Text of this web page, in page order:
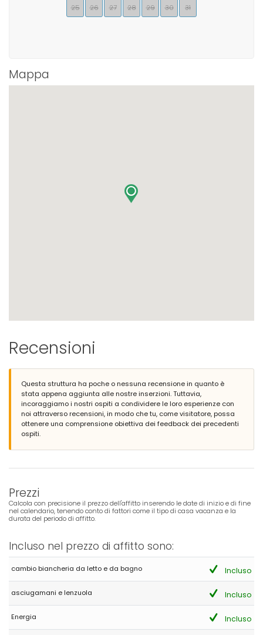
25 26 27 28 29 30 31
Mappa
Recensioni
Questa struttura ha poche o nessuna recensione in quanto è
stata appena aggiunta alle nostre inserzioni. Tuttavia,
incoraggiamo i nostri ospiti a condividere le loro esperienze con
noi attraverso recensioni, in modo che tu, come visitatore, possa
ottenere una comprensione obiettiva dei feedback dei precedenti
ospiti.
Prezzi
Calcola con precisione il prezzo dell'affitto inserendo le date di inizio e di fine
nel calendario, tenendo conto di fattori come il tipo di casa vacanza e la
durata del periodo di affitto.
Incluso nel prezzo di affitto sono:
cambio biancheria da letto e da bagno Incluso
asciugamani e lenzuola Incluso
Energia Incluso